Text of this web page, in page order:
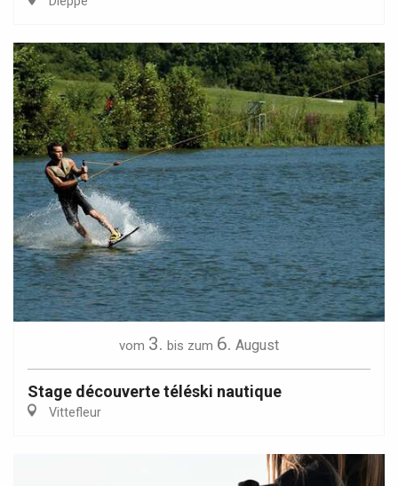
vom 3. bis zum 6. August
Stage découverte téléski nautique
Vittefleur